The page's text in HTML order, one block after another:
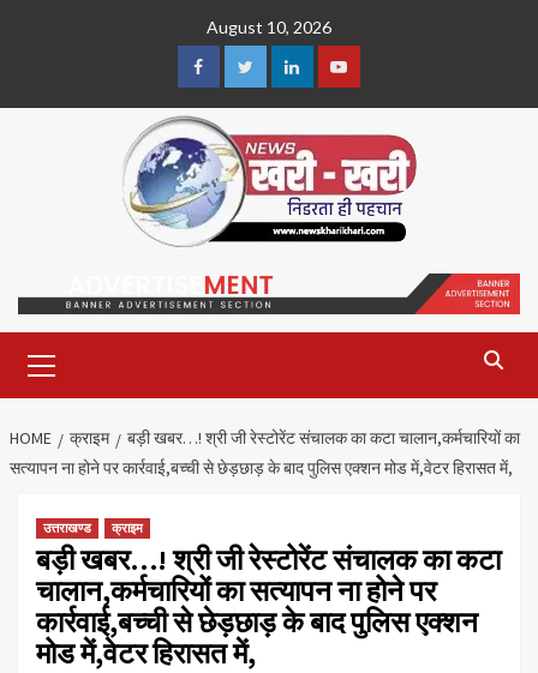
August 10, 2026
FacebookTwitterLinkedinYoutube
Menu
HOME क्राइम
बड़ी खबर…! श्री जी रेस्टोरेंट संचालक का कटा चालान,कर्मचारियों का
सत्यापन ना होने पर कार्रवाई,बच्ची से छेड़छाड़ के बाद पुलिस एक्शन मोड में,वेटर हिरासत में,
उत्तराखण्ड क्राइम
बड़ी खबर…! श्री जी रेस्टोरेंट संचालक का कटा
चालान,कर्मचारियों का सत्यापन ना होने पर
कार्रवाई,बच्ची से छेड़छाड़ के बाद पुलिस एक्शन
मोड में,वेटर हिरासत में,